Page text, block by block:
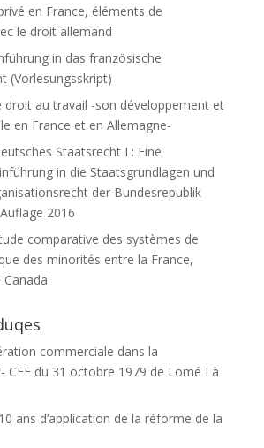
en France, éléments de
le droit allemand
in das französische
(Vorlesungsskript)
droit au travail -son développement et
en France et en Allemagne-
Staatsrecht I : Eine
in die Staatsgrundlagen und
der Bundesrepublik
2016
comparative des systèmes de
des minorités entre la France,
Canada
commerciale dans la
CEE du 31 octobre 1979 de Lomé I à
ans d’application de la réforme de la